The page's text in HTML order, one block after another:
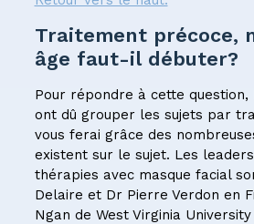
Traitement précoce,
âge faut-il débuter?
Pour répondre à cette question,
ont dû grouper les sujets par
vous ferai grâce des
existent sur le sujet. Les
thérapies avec masque facial
Delaire et Dr Pierre Verdon en
Ngan de West Virginia